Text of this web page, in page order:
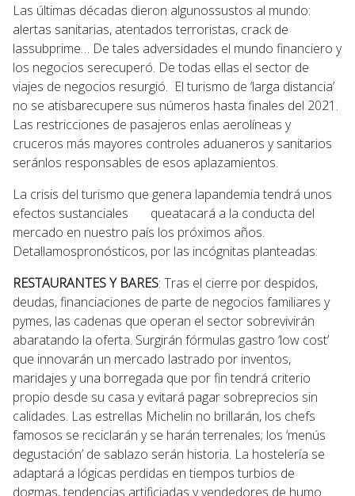
Las últimas décadas dieron algunossustos al mundo:
alertas sanitarias, atentados terroristas, crack de
lassubprime… De tales adversidades el mundo financiero y
los negocios serecuperó. De todas ellas el sector de
viajes de negocios resurgió. El turismo de ‘larga distancia’
no se atisbarecupere sus números hasta finales del 2021.
Las restricciones de pasajeros enlas aerolíneas y
cruceros más mayores controles aduaneros y sanitarios
seránlos responsables de esos aplazamientos.
La crisis del turismo que genera lapandemia tendrá unos
efectos sustanciales queatacará a la conducta del
mercado en nuestro país los próximos años.
Detallamospronósticos, por las incógnitas planteadas:
RESTAURANTES Y BARES: Tras el cierre por despidos,
deudas, financiaciones de parte de negocios familiares y
pymes, las cadenas que operan el sector sobrevivirán
abaratando la oferta. Surgirán fórmulas gastro ‘low cost’
que innovarán un mercado lastrado por inventos,
maridajes y una borregada que por fin tendrá criterio
propio desde su casa y evitará pagar sobreprecios sin
calidades. Las estrellas Michelin no brillarán, los chefs
famosos se reciclarán y se harán terrenales; los ‘menús
degustación’ de sablazo serán historia. La hostelería se
adaptará a lógicas perdidas en tiempos turbios de
dogmas, tendencias artificiadas y vendedores de humo